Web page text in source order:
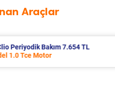
Araçlar
L300 Periyodik Bakım 6.726 TL
Model 2.5 Motor